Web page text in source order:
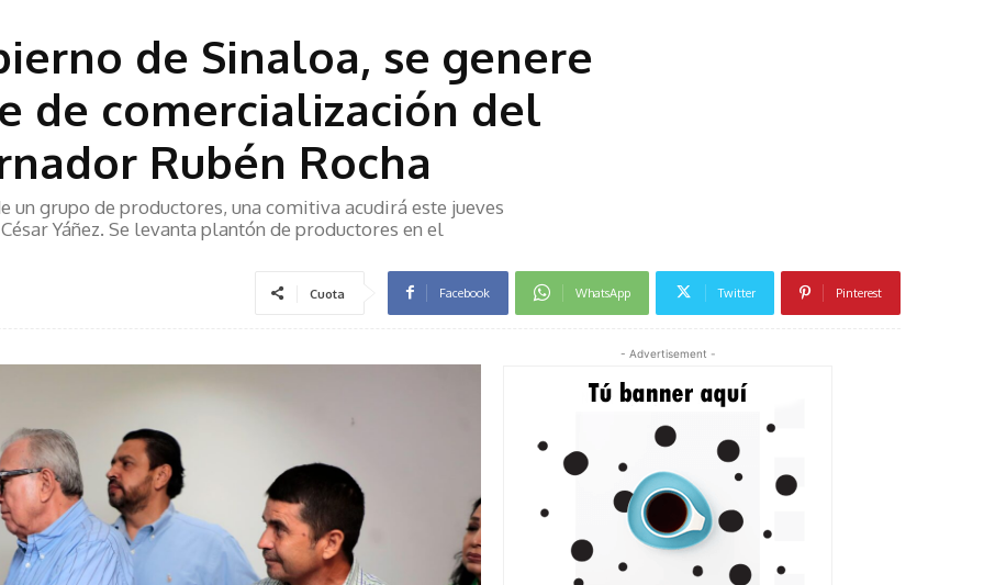
de Sinaloa, se genere
de comercialización del
Rubén Rocha
grupo de productores, una comitiva acudirá este jueves
Yáñez. Se levanta plantón de productores en el
Cuota Facebook WhatsApp Twitter Pinterest
- Advertisement -